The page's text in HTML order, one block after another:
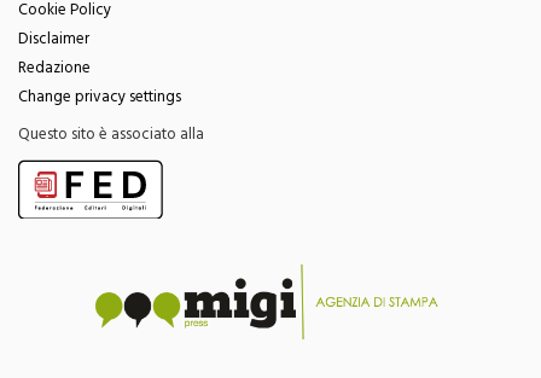
Privacy Policy
Cookie Policy
Disclaimer
Redazione
Change privacy settings
Questo sito è associato alla